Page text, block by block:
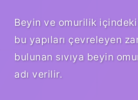
Beyin ve omurilik
bu yapıları çevreleyen
bulunan sıvıya beyin
adı verilir.